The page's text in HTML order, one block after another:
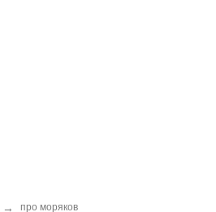
→ про моряков